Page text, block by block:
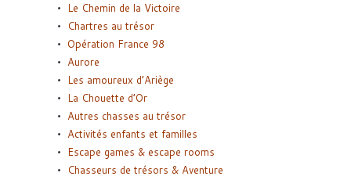
Le Chemin de la Victoire
Chartres au trésor
Opération France 98
Aurore
Les amoureux d’Ariège
La Chouette d’Or
Autres chasses au trésor
Activités enfants et familles
Escape games & escape rooms
Chasseurs de trésors & Aventure